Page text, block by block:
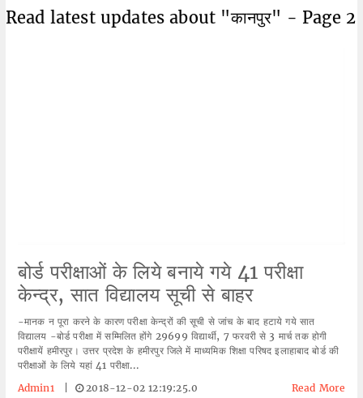
Read latest updates about "कानपुर" - Page 2
बोर्ड परीक्षाओं के लिये बनाये गये 41 परीक्षा
केन्द्र, सात विद्यालय सूची से बाहर
-मानक न पूरा करने के कारण परीक्षा केन्द्रों की सूची से जांच के बाद हटाये गये सात
विद्यालय -बोर्ड परीक्षा में सम्मिलित होंगे 29699 विद्यार्थी, 7 फरवरी से 3 मार्च तक होगी
परीक्षायें हमीरपुर। उत्तर प्रदेश के हमीरपुर जिले में माध्यमिक शिक्षा परिषद इलाहाबाद बोर्ड की
परीक्षाओं के लिये यहां 41 परीक्षा...
Admin1
2018-12-02 12:19:25.0 Read More